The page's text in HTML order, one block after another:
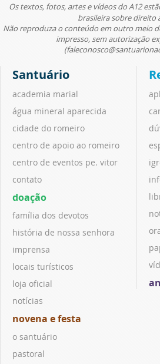
Os textos, fotos, artes e vídeos do A12
brasileira sobre direito
Não reproduza o conteúdo em outro meio
impresso, sem autorização
Santuário
academia marial
água mineral aparecida
cidade do romeiro
centro de apoio ao romeiro
centro de eventos pe. vitor
contato
doação
família dos devotos
história de nossa senhora
imprensa
locais turísticos
loja oficial
notícias
novena e festa
o santuário
pastoral